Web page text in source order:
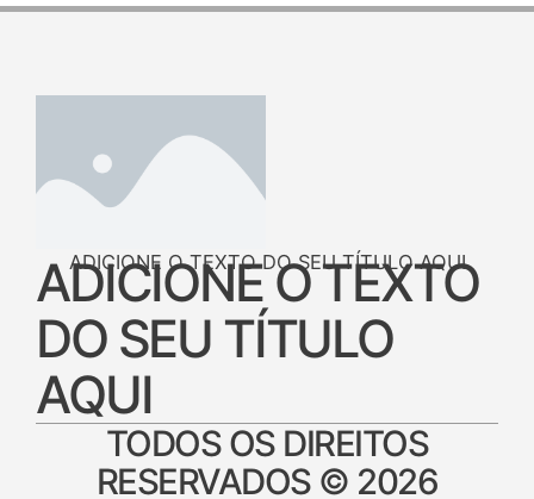
ADICIONE O TEXTO DO SEU TÍTULO AQUI
ADICIONE O TEXTO
DO SEU TÍTULO
AQUI
TODOS OS DIREITOS
RESERVADOS © 2026